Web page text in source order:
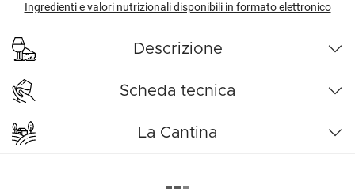
Ingredienti e valori nutrizionali disponibili in formato elettronico
Descrizione
Scheda tecnica
La Cantina